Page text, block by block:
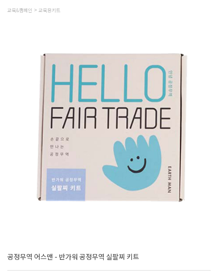
교육&캠페인 교육용키트
공정무역 어스맨 - 반가워 공정무역 실팔찌 키트